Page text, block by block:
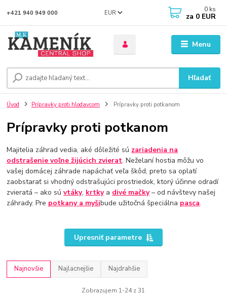
Menu
EUR
Hľadať
+421 940 949 000 0 ks
za 0 EUR
Úvod Prípravky proti hlodavcom Prípravky proti potkanom
Prípravky proti potkanom
Majitelia záhrad vedia, aké dôležité sú zariadenia na
odstrašenie voľne žijúcich zvierat. Neželaní hostia môžu vo
vašej domácej záhrade napáchať veľa škôd, preto sa oplatí
zaobstarať si vhodný odstrašujúci prostriedok, ktorý účinne odradí
zvieratá – ako súvtáky, krtkya divé mačky– od návštevy našej
záhrady. Pre potkany a myšibude užitočná špeciálna pasca.
Upresniť parametre
Najnovšie Najlacnejšie Najdrahšie
Zobrazujem 1-24 z 31